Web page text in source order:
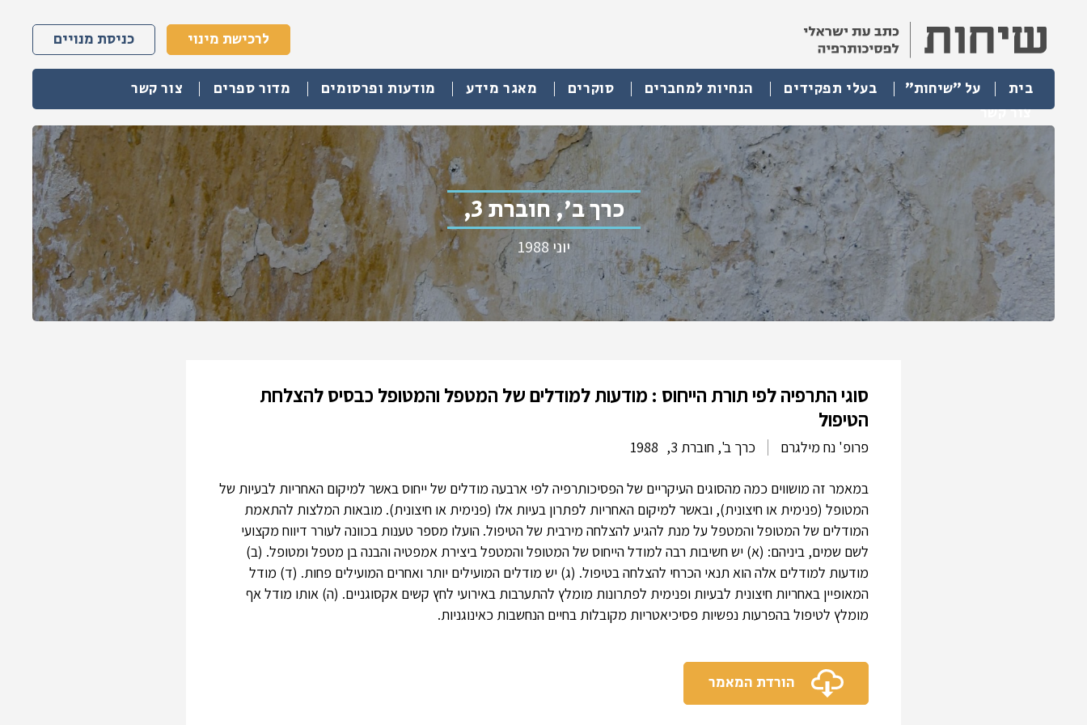
לרכישת מינוי כניסת מנויים
בית על "שיחות" בעלי תפקידים הנחיות למחברים סוקרים מאגר מידע מודעות ופרסומים מדור ספרים
צור קשר
צור קשר
כרך ב', חוברת 3,
יוני 1988
סוגי התרפיה לפי תורת הייחוס : מודעות למודלים של המטפל והמטופל כבסיס להצלחת
הטיפול
פרופ' נח מילגרם כרך ב', חוברת 3, 1988
במאמר זה מושווים כמה מהסוגים העיקריים של הפסיכותרפיה לפי ארבעה מודלים של ייחוס באשר למיקום האחריות לבעיות של
המטופל (פנימית או חיצונית), ובאשר למיקום האחריות לפתרון בעיות אלו (פנימית או חיצונית). מובאות המלצות להתאמת
המודלים של המטופל והמטפל על מנת להגיע להצלחה מירבית של הטיפול. הועלו מספר טענות בכוונה לעורר דיווח מקצועי
לשם שמים, ביניהם: (א) יש חשיבות רבה למודל הייחוס של המטופל והמטפל ביצירת אמפטיה והבנה בן מטפל ומטופל. (ב)
מודעות למודלים אלה הוא תנאי הכרחי להצלחה בטיפול. (ג) יש מודלים המועילים יותר ואחרים המועילים פחות. (ד) מודל
המאופיין באחריות חיצונית לבעיות ופנימית לפתרונות מומלץ להתערבות באירועי לחץ קשים אקסוגניים. (ה) אותו מודל אף
מומלץ לטיפול בהפרעות נפשיות פסיכיאטריות מקובלות בחיים הנחשבות כאינוגניות.
הורדת המאמר